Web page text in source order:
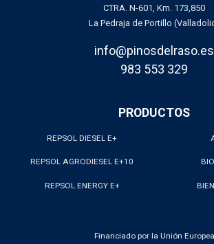
CTRA. N-601, Km. 173,850
La Pedraja de Portillo
info@pinosdelraso.es
983 553 329
PRODUCTOS
REPSOL DIESEL E+
REPSOL AGRODIESEL E+10
REPSOL ENERGY E+
Financiado por la Unión Europea